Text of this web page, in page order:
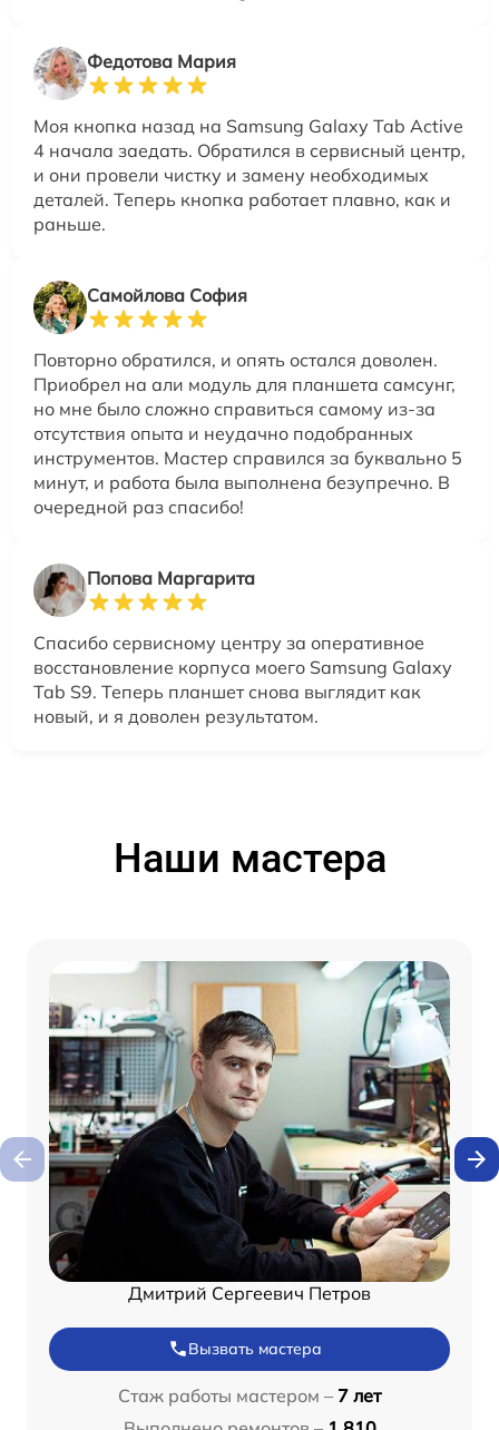
Федотова Мария
Моя кнопка назад на Samsung Galaxy Tab Active
4 начала заедать. Обратился в сервисный центр,
и они провели чистку и замену необходимых
деталей. Теперь кнопка работает плавно, как и
раньше.
Самойлова София
Повторно обратился, и опять остался доволен.
Приобрел на али модуль для планшета самсунг,
но мне было сложно справиться самому из-за
отсутствия опыта и неудачно подобранных
инструментов. Мастер справился за буквально 5
минут, и работа была выполнена безупречно. В
очередной раз спасибо!
Попова Маргарита
Спасибо сервисному центру за оперативное
восстановление корпуса моего Samsung Galaxy
Tab S9. Теперь планшет снова выглядит как
новый, и я доволен результатом.
Наши мастера
Дмитрий Сергеевич Петров
Вызвать мастера
Стаж работы мастером – 7 лет